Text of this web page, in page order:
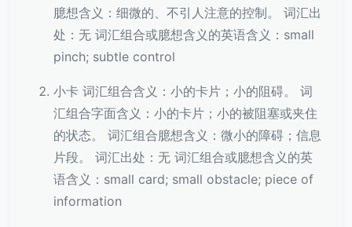
臆想含义：细微的、不引人注意的控制。 词汇出
处：无 词汇组合或臆想含义的英语含义：small
pinch; subtle control
小卡 词汇组合含义：小的卡片；小的阻碍。 词
汇组合字面含义：小的卡片；小的被阻塞或夹住
的状态。 词汇组合臆想含义：微小的障碍；信息
片段。 词汇出处：无 词汇组合或臆想含义的英
语含义：small card; small obstacle; piece of
information